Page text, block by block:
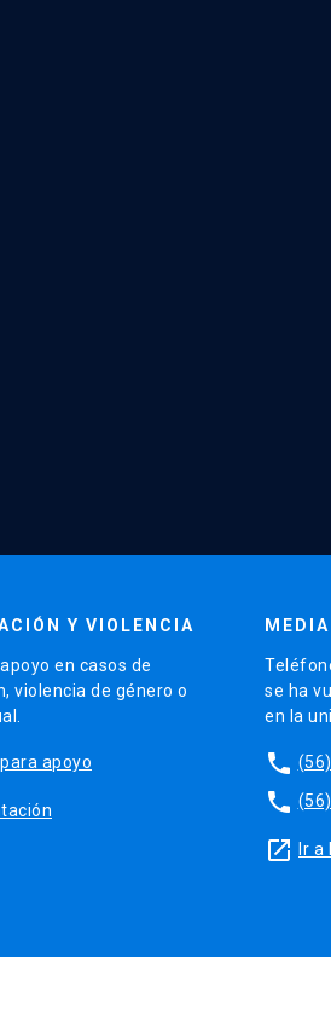
Y VIOLENCIA
en casos de
violencia de género o
apoyo
se ha
en la
phone
phone
launch Ir